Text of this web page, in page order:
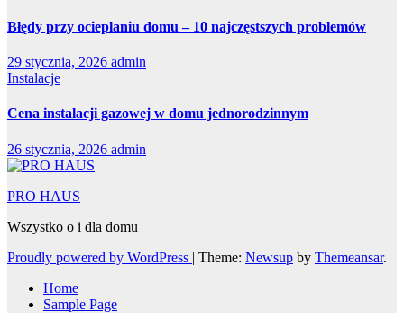
Błędy przy ocieplaniu domu – 10 najczęstszych problemów
29 stycznia, 2026 admin
Instalacje
Cena instalacji gazowej w domu jednorodzinnym
26 stycznia, 2026 admin
PRO HAUS
Wszystko o i dla domu
Proudly powered by WordPress | Theme: Newsup by Themeansar.
Home
Sample Page